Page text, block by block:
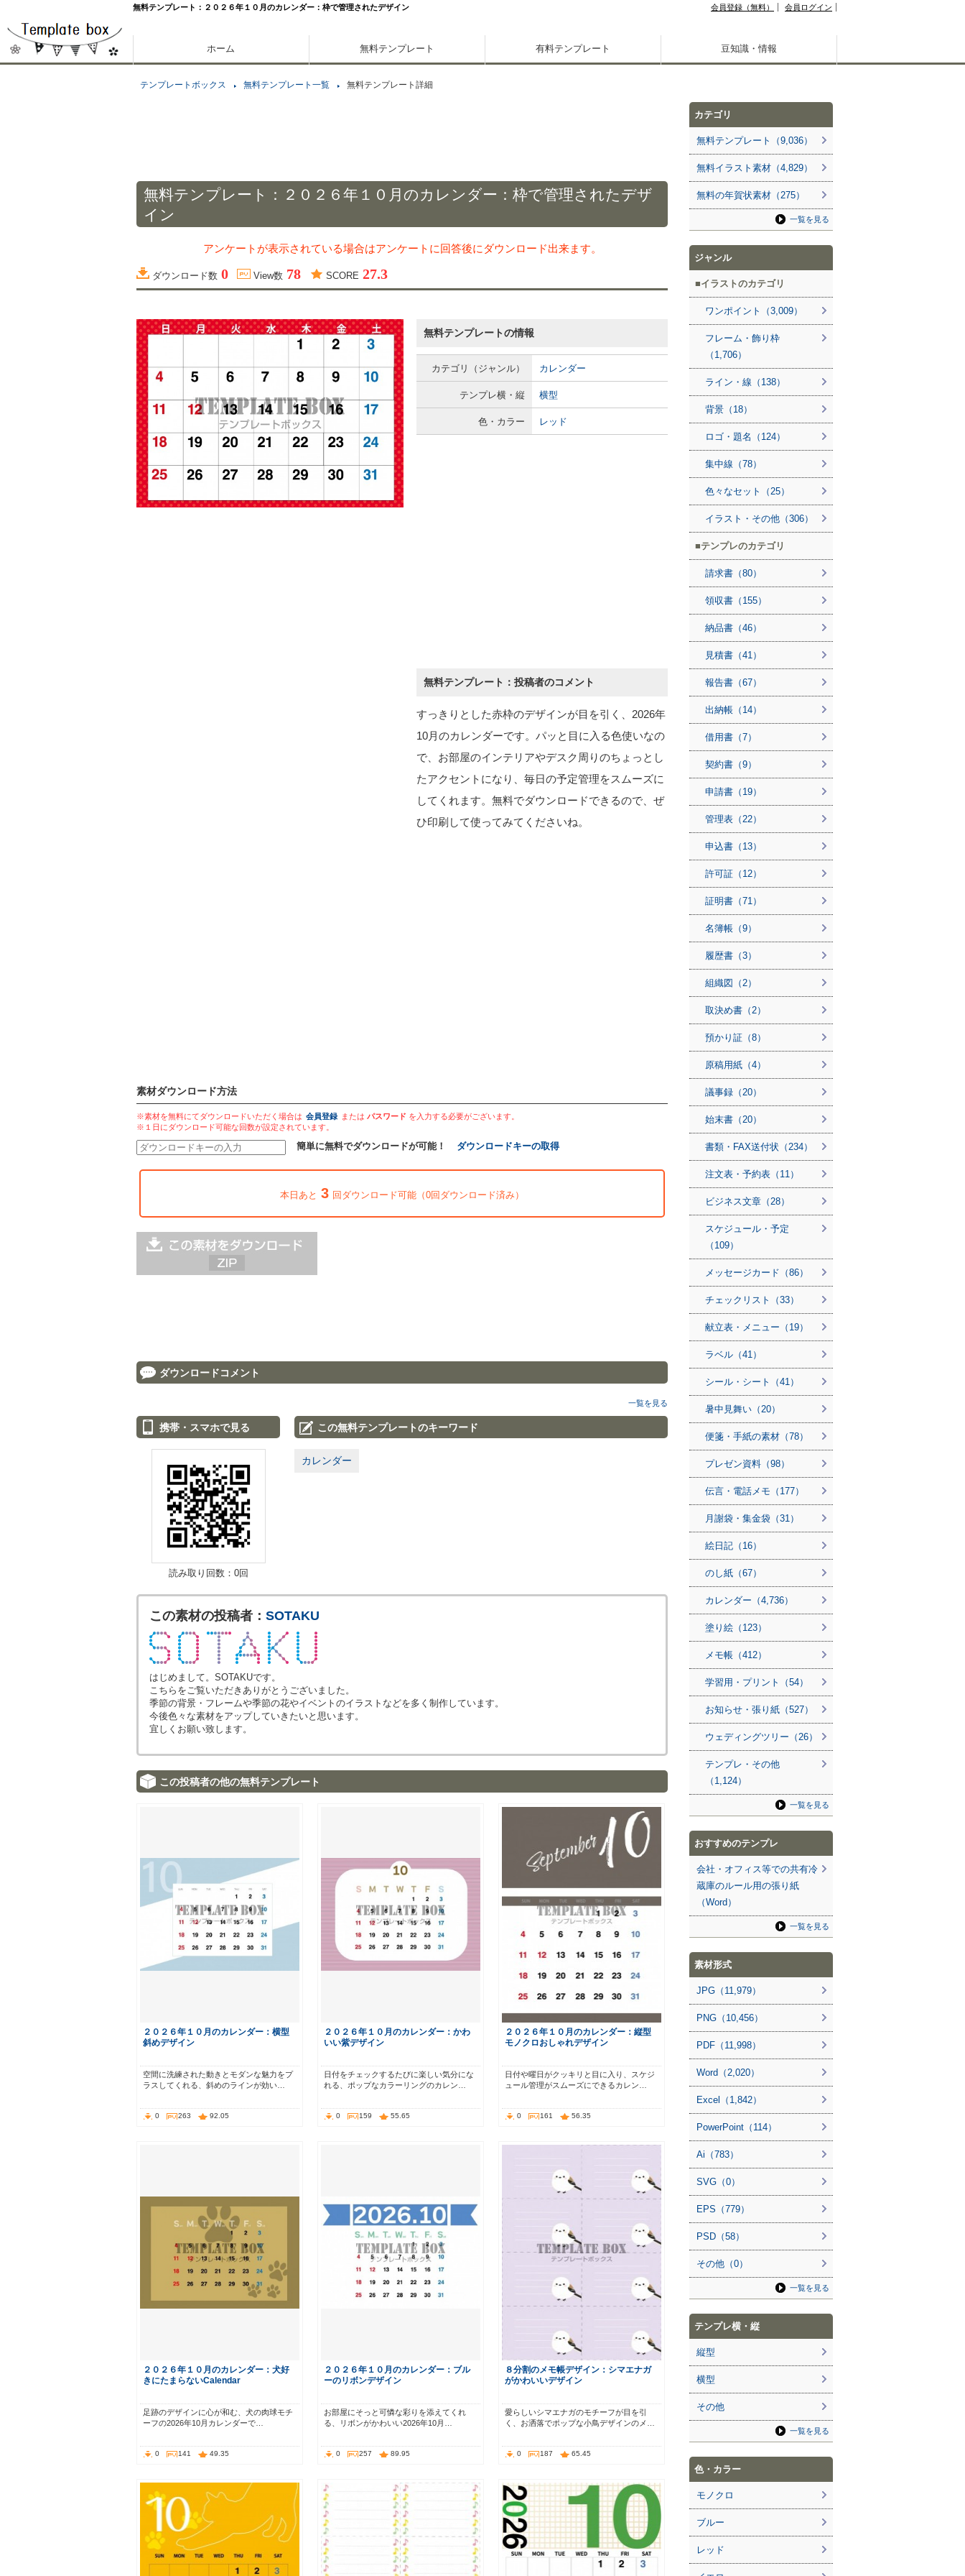
無料テンプレート：２０２６年１０月のカレンダー：枠で管理されたデザイン 会員登録（無料） 会員ログイン
ホーム 無料テンプレート 有料テンプレート 豆知識・情報
テンプレートボックス 無料テンプレート一覧 無料テンプレート詳細
無料テンプレート：２０２６年１０月のカレンダー：枠で管理されたデザ
イン
アンケートが表示されている場合はアンケートに回答後にダウンロード出来ます。
ダウンロード数 0 View数 78 SCORE 27.3
無料テンプレートの情報
カテゴリ（ジャンル） カレンダー
テンプレ横・縦 横型
色・カラー レッド
無料テンプレート：投稿者のコメント
すっきりとした赤枠のデザインが目を引く、2026年
10月のカレンダーです。パッと目に入る色使いなの
で、お部屋のインテリアやデスク周りのちょっとし
たアクセントになり、毎日の予定管理をスムーズに
してくれます。無料でダウンロードできるので、ぜ
ひ印刷して使ってみてくださいね。
素材ダウンロード方法
※素材を無料にてダウンロードいただく場合は 会員登録 または パスワード を入力する必要がございます。
※１日にダウンロード可能な回数が設定されています。
簡単に無料でダウンロードが可能！ ダウンロードキーの取得
本日あと 3 回ダウンロード可能（0回ダウンロード済み）
ダウンロードコメント
一覧を見る
携帯・スマホで見る
読み取り回数：0回
この無料テンプレートのキーワード
カレンダー
この素材の投稿者： SOTAKU
はじめまして。SOTAKUです。
こちらをご覧いただきありがとうございました。
季節の背景・フレームや季節の花やイベントのイラストなどを多く制作しています。
今後色々な素材をアップしていきたいと思います。
宜しくお願い致します。
この投稿者の他の無料テンプレート
２０２６年１０月のカレンダー：横型
斜めデザイン
空間に洗練された動きとモダンな魅力をプ
ラスしてくれる、斜めのラインが効い…
0 263 92.05
２０２６年１０月のカレンダー：かわ
いい紫デザイン
日付をチェックするたびに楽しい気分にな
れる、ポップなカラーリングのカレン…
0 159 55.65
２０２６年１０月のカレンダー：縦型
モノクロおしゃれデザイン
日付や曜日がクッキリと目に入り、スケジ
ュール管理がスムーズにできるカレン…
0 161 56.35
２０２６年１０月のカレンダー：犬好
きにたまらないCalendar
足跡のデザインに心が和む、犬の肉球モチ
ーフの2026年10月カレンダーで…
0 141 49.35
２０２６年１０月のカレンダー：ブル
ーのリボンデザイン
お部屋にそっと可憐な彩りを添えてくれ
る、リボンがかわいい2026年10月…
0 257 89.95
８分割のメモ帳デザイン：シマエナガ
がかわいいデザイン
愛らしいシマエナガのモチーフが目を引
く、お洒落でポップな小鳥デザインのメ…
0 187 65.45
カテゴリ
無料テンプレート（9,036）
無料イラスト素材（4,829）
無料の年賀状素材（275）
一覧を見る
ジャンル
イラストのカテゴリ
ワンポイント（3,009）
フレーム・飾り枠
（1,706）
ライン・線（138）
背景（18）
ロゴ・題名（124）
集中線（78）
色々なセット（25）
イラスト・その他（306）
テンプレのカテゴリ
請求書（80）
領収書（155）
納品書（46）
見積書（41）
報告書（67）
出納帳（14）
借用書（7）
契約書（9）
申請書（19）
管理表（22）
申込書（13）
許可証（12）
証明書（71）
名簿帳（9）
履歴書（3）
組織図（2）
取決め書（2）
預かり証（8）
原稿用紙（4）
議事録（20）
始末書（20）
書類・FAX送付状（234）
注文表・予約表（11）
ビジネス文章（28）
スケジュール・予定
（109）
メッセージカード（86）
チェックリスト（33）
献立表・メニュー（19）
ラベル（41）
シール・シート（41）
暑中見舞い（20）
便箋・手紙の素材（78）
プレゼン資料（98）
伝言・電話メモ（177）
月謝袋・集金袋（31）
絵日記（16）
のし紙（67）
カレンダー（4,736）
塗り絵（123）
メモ帳（412）
学習用・プリント（54）
お知らせ・張り紙（527）
ウェディングツリー（26）
テンプレ・その他
（1,124）
一覧を見る
おすすめのテンプレ
会社・オフィス等での共有冷
蔵庫のルール用の張り紙
（Word）
一覧を見る
素材形式
JPG（11,979）
PNG（10,456）
PDF（11,998）
Word（2,020）
Excel（1,842）
PowerPoint（114）
Ai（783）
SVG（0）
EPS（779）
PSD（58）
その他（0）
一覧を見る
テンプレ横・縦
縦型
横型
その他
一覧を見る
色・カラー
モノクロ
ブルー
レッド